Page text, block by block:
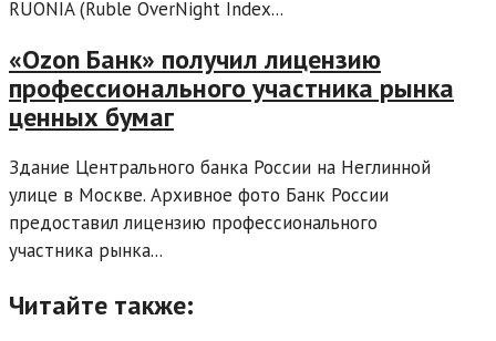
RUONIA (Ruble OverNight Index...
«Ozon Банк» получил лицензию
профессионального участника рынка
ценных бумаг
Здание Центрального банка России на Неглинной
улице в Москве. Архивное фото Банк России
предоставил лицензию профессионального
участника рынка...
Читайте также: